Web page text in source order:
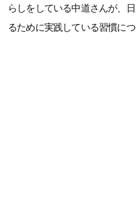
らしをしている中道さんが、
るために実践している習慣に